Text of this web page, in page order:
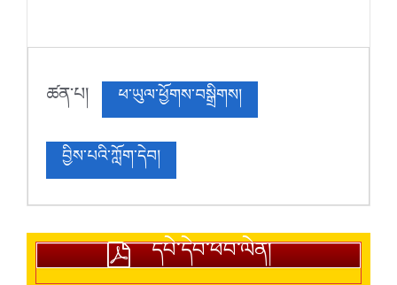
ཚན་པ།
ཕ་ཡུལ་ཕྱོགས་བསྒྲིགས།
བྱིས་པའི་ཀློག་དེབ།
དཔེ་དེབ་ཕབ་ལེན།